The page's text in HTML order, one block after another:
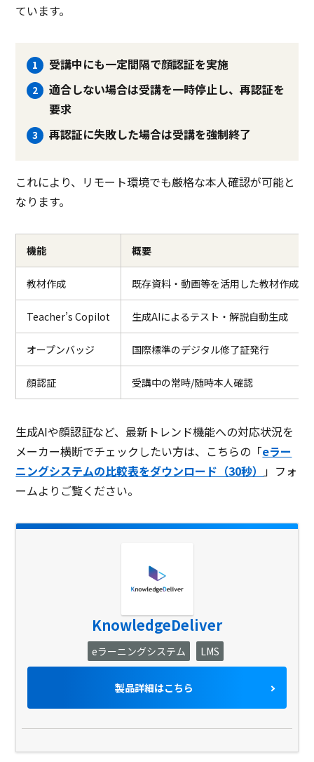
ています。
受講中にも一定間隔で顔認証を実施
適合しない場合は受講を一時停止し、再認証を
要求
再認証に失敗した場合は受講を強制終了
これにより、リモート環境でも厳格な本人確認が可能と
なります。
機能 概要
教材作成 既存資料・動画等を活用した教材作成
Teacher’s Copilot 生成AIによるテスト・解説自動生成
オープンバッジ 国際標準のデジタル修了証発行
顔認証 受講中の常時/随時本人確認
生成AIや顔認証など、最新トレンド機能への対応状況を
メーカー横断でチェックしたい方は、こちらの「eラー
ニングシステムの比較表をダウンロード（30秒）
」フォ
ームよりご覧ください。
KnowledgeDeliver
eラーニングシステム LMS
製品詳細はこちら